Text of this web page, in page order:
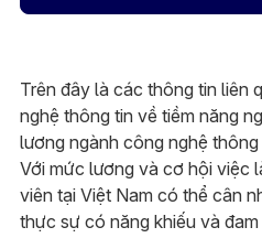
Trên đây là các thông tin liên
nghệ thông tin về tiềm năng
lương ngành công nghệ
Với mức lương và cơ hội việc
viên tại Việt Nam có thể cân
thực sự có năng khiếu và đam